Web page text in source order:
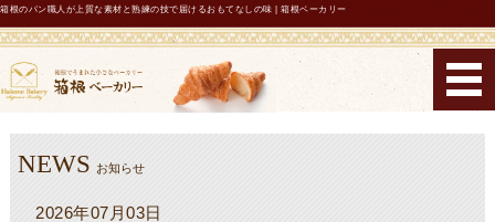
箱根ベーカリ
箱根のパン職人が上質な素材と熟練の技で届けるおもてなしの味 | 箱根ベーカリー
ホーム
NEWS お知らせ
2026年07月03日